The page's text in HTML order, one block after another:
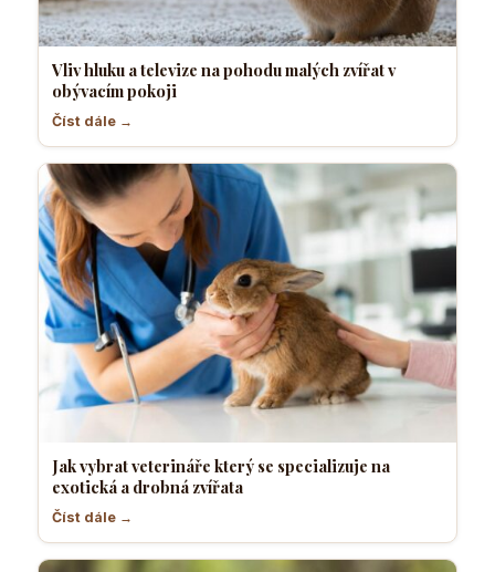
Vliv hluku a televize na pohodu malých zvířat v
obývacím pokoji
Číst dále →
Jak vybrat veterináře který se specializuje na
exotická a drobná zvířata
Číst dále →